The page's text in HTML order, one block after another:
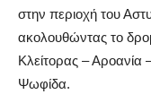
στην περιοχή του
ακολουθώντας το
Κλείτορας – Αροανία
Ψωφίδα.